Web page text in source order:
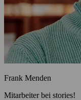
Frank Menden
Mitarbeiter bei stories!